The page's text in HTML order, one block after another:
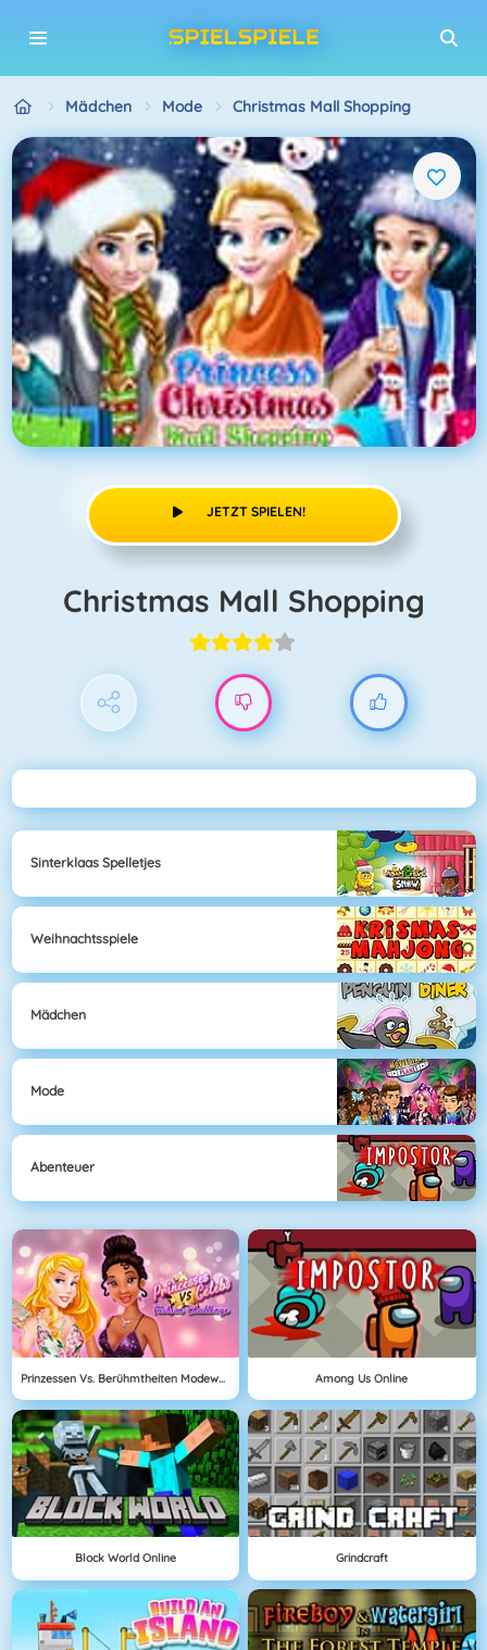
Mädchen Mode Christmas Mall Shopping
JETZT SPIELEN!
Christmas Mall Shopping
Sinterklaas Spelletjes
Weihnachtsspiele
Mädchen
Mode
Abenteuer
Prinzessen Vs. Berühmtheiten Modewettbewerb Among Us Online
Block World Online Grindcraft